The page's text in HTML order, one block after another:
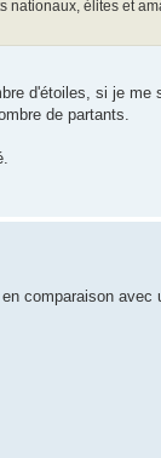
élites et
d'étoiles, si je me
de partants.
comparaison avec